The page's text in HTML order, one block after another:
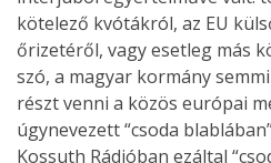
kötelező kvótákról, az EU
őrizetéről, vagy esetleg más
szó, a magyar kormány
részt venni a közös európai
úgynevezett “csoda
Kossuth Rádióban ezáltal